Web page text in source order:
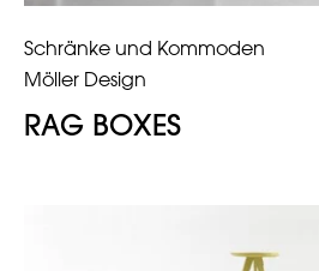
Schränke und Kommoden
Möller Design
RAG BOXES